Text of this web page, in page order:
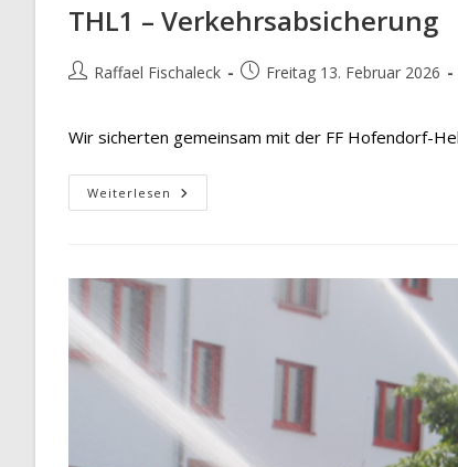
THL1 – Verkehrsabsicherung
Beitrags-
Raffael Fischaleck
BeitragFreitag 13. Februar 2026
Wir sicherten gemeinsam mit der FF Hofendorf-
Weiterlesen THL1
–